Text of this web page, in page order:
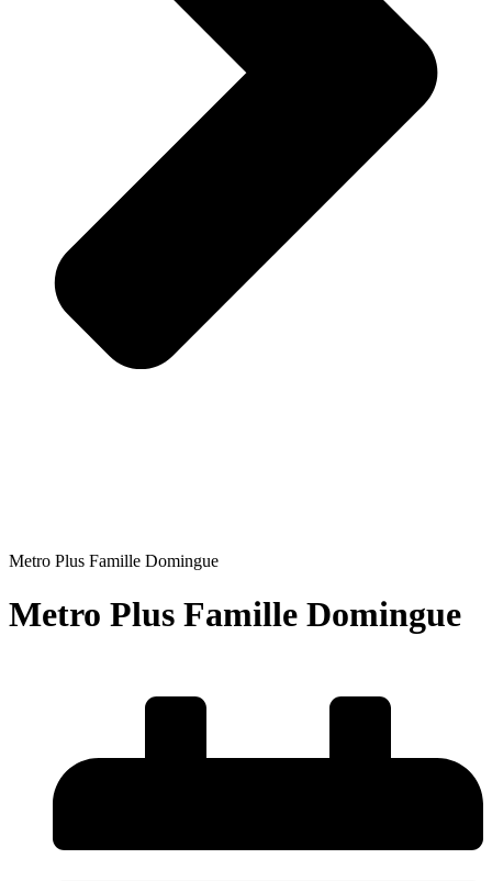
Metro Plus Famille Domingue
Metro Plus Famille Domingue